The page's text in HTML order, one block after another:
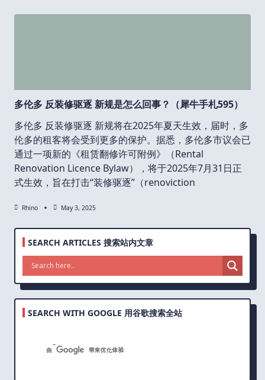
多伦多 反装修驱逐 新规是怎么回事？（犀牛手札595）
多伦多 反装修驱逐 新规将在2025年夏天生效，届时，多
伦多的租客将会受到更多的保护。据悉，多伦多市议会已
通过一项新的《租赁翻修许可附例》（Rental
Renovation Licence Bylaw），将于2025年7月31日正
式生效，旨在打击“装修驱逐”（renoviction
Rhino May 3, 2025
SEARCH ARTICLES 搜索站内文章
SEARCH WITH GOOGLE 用谷歌搜索全站